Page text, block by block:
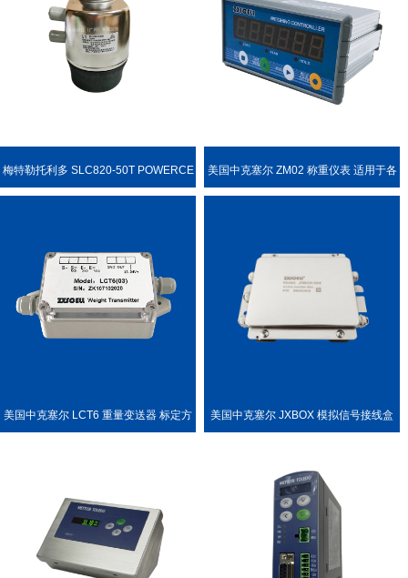
梅特勒托利多 SLC820-50T POWERCE 美国中克塞尔 ZM02 称重仪表 适用于各
美国中克塞尔 LCT6 重量变送器 标定方 美国中克塞尔 JXBOX 模拟信号接线盒